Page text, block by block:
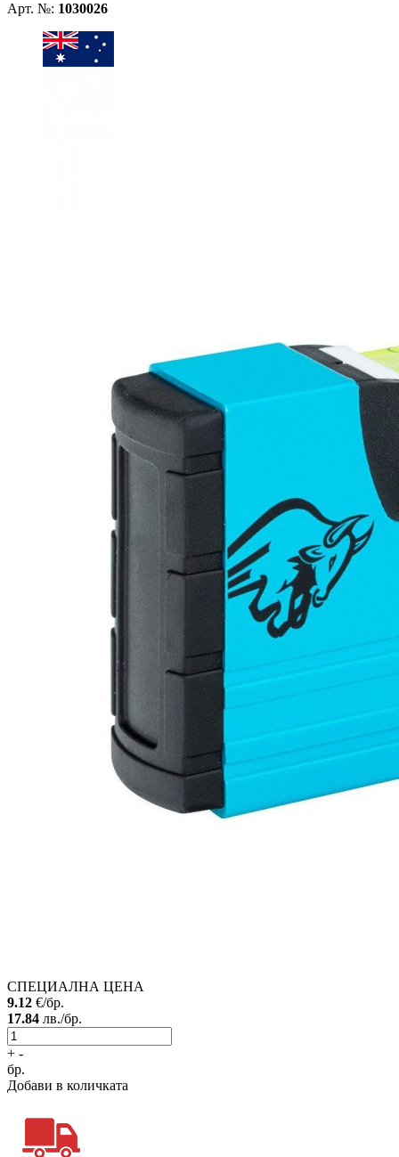
Арт. №: 1030026
СПЕЦИАЛНА ЦЕНА
9.12 €/бр.
17.84 лв./бр.
+ -
бр.
Добави в количката